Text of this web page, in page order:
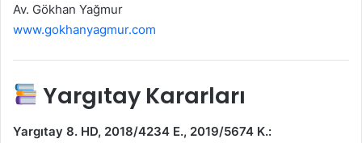
Av. Gökhan Yağmur
www.gokhanyagmur.com
Yargıtay Kararları
Yargıtay 8. HD, 2018/4234 E., 2019/5674 K.: